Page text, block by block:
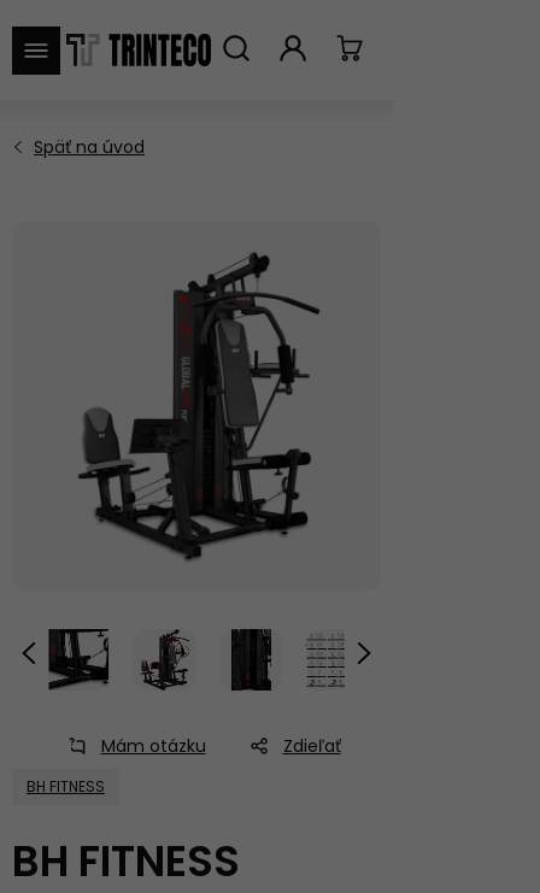
VYHĽADAŤ
Mám otázku Zdieľať
BH FITNESS
BH FITNESS